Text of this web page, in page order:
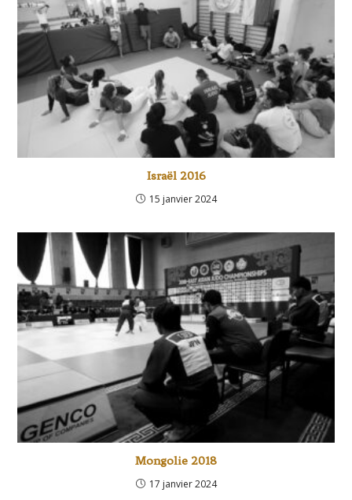
Israël 2016
15 janvier 2024
Mongolie 2018
17 janvier 2024